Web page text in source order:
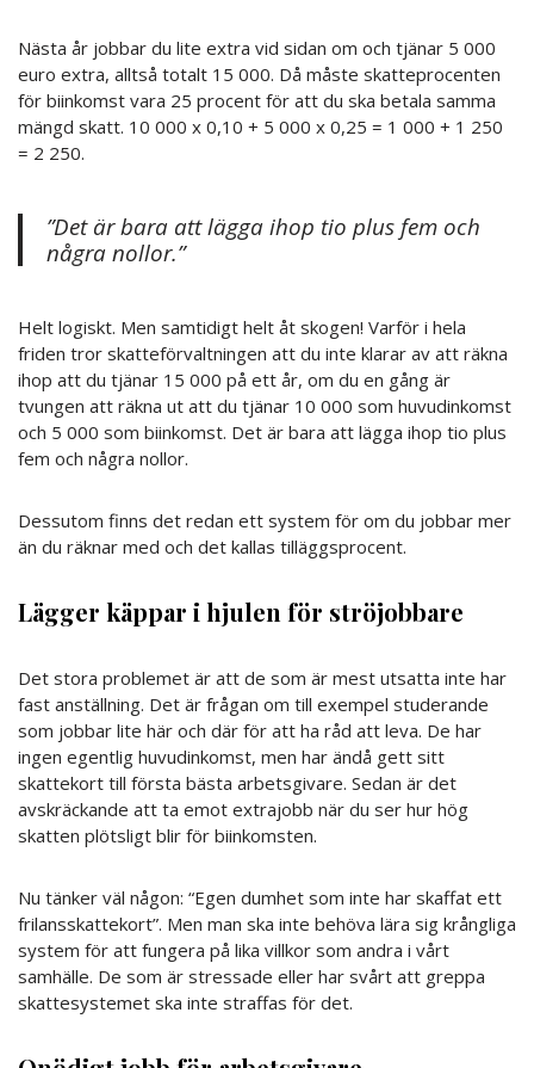
Nästa år jobbar du lite extra vid sidan om och tjänar 5 000
euro extra, alltså totalt 15 000. Då måste skatteprocenten
för biinkomst vara 25 procent för att du ska betala samma
mängd skatt. 10 000 x 0,10 + 5 000 x 0,25 = 1 000 + 1 250
= 2 250.
”Det är bara att lägga ihop tio plus fem och
några nollor.”
Helt logiskt. Men samtidigt helt åt skogen! Varför i hela
friden tror skatteförvaltningen att du inte klarar av att räkna
ihop att du tjänar 15 000 på ett år, om du en gång är
tvungen att räkna ut att du tjänar 10 000 som huvudinkomst
och 5 000 som biinkomst. Det är bara att lägga ihop tio plus
fem och några nollor.
Dessutom finns det redan ett system för om du jobbar mer
än du räknar med och det kallas tilläggsprocent.
Lägger käppar i hjulen för ströjobbare
Det stora problemet är att de som är mest utsatta inte har
fast anställning. Det är frågan om till exempel studerande
som jobbar lite här och där för att ha råd att leva. De har
ingen egentlig huvudinkomst, men har ändå gett sitt
skattekort till första bästa arbetsgivare. Sedan är det
avskräckande att ta emot extrajobb när du ser hur hög
skatten plötsligt blir för biinkomsten.
Nu tänker väl någon: “Egen dumhet som inte har skaffat ett
frilansskattekort”. Men man ska inte behöva lära sig krångliga
system för att fungera på lika villkor som andra i vårt
samhälle. De som är stressade eller har svårt att greppa
skattesystemet ska inte straffas för det.